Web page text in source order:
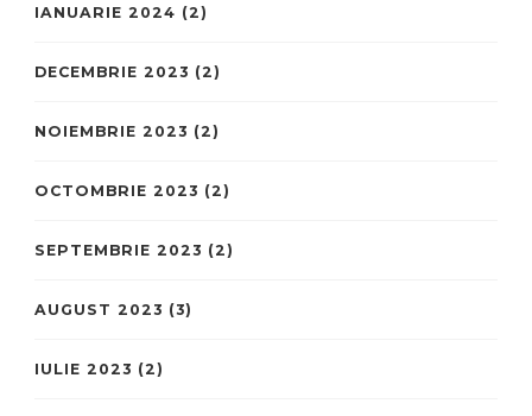
IANUARIE 2024 (2)
DECEMBRIE 2023 (2)
NOIEMBRIE 2023 (2)
OCTOMBRIE 2023 (2)
SEPTEMBRIE 2023 (2)
AUGUST 2023 (3)
IULIE 2023 (2)